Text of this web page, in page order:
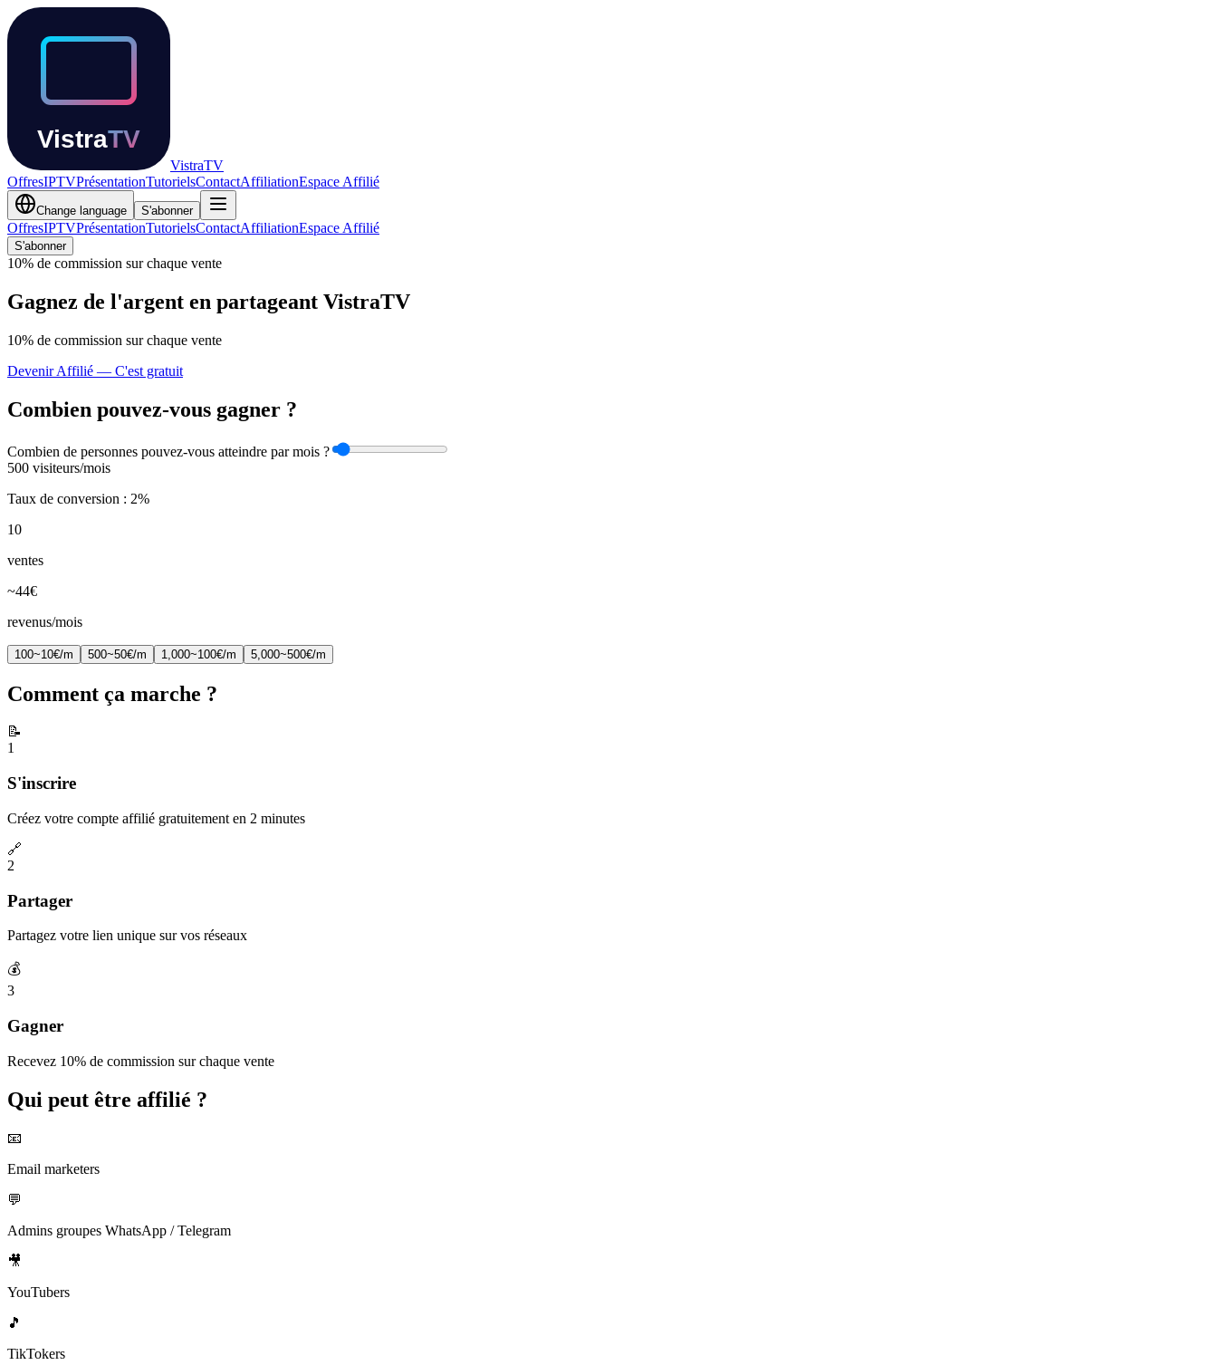
VistraTV
OffresIPTVPrésentationTutorielsContactAffiliationEspace Affilié
Change language S'abonner
OffresIPTVPrésentationTutorielsContactAffiliationEspace Affilié
S'abonner
10% de commission sur chaque vente
Gagnez de l'argent en partageant VistraTV
10% de commission sur chaque vente
Devenir Affilié — C'est gratuit
Combien pouvez-vous gagner ?
Combien de personnes pouvez-vous atteindre par mois ?
500 visiteurs/mois
Taux de conversion : 2%
10
ventes
~44€
revenus/mois
100~10€/m 500~50€/m 1,000~100€/m 5,000~500€/m
Comment ça marche ?
📝
1
S'inscrire
Créez votre compte affilié gratuitement en 2 minutes
🔗
2
Partager
Partagez votre lien unique sur vos réseaux
💰
3
Gagner
Recevez 10% de commission sur chaque vente
Qui peut être affilié ?
📧
Email marketers
💬
Admins groupes WhatsApp / Telegram
🎥
YouTubers
🎵
TikTokers